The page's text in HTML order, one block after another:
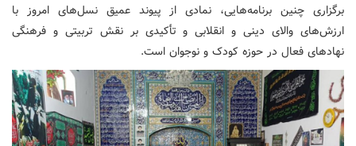
برگزاری چنین برنامه‌هایی، نمادی از پیوند عمیق نسل‌های امروز با
ارزش‌های والای دینی و انقلابی و تأکیدی بر نقش تربیتی و فرهنگی
نهادهای فعال در حوزه کودک و نوجوان است.